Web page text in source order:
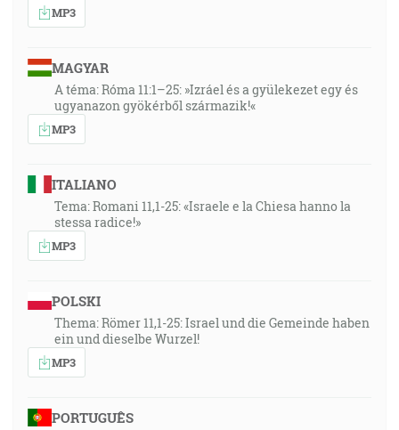
MP3
MAGYAR
A téma: Róma 11:1–25: »Izráel és a gyülekezet egy és
ugyanazon gyökérből származik!«
MP3
ITALIANO
Tema: Romani 11,1-25: «Israele e la Chiesa hanno la
stessa radice!»
MP3
POLSKI
Thema: Römer 11,1-25: Israel und die Gemeinde haben
ein und dieselbe Wurzel!
MP3
PORTUGUÊS